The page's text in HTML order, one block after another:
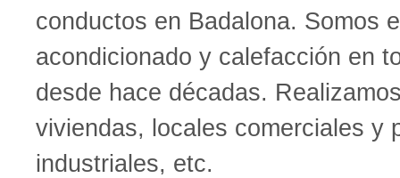
conductos en Badalona. Somos
acondicionado y calefacción en
desde hace décadas.
viviendas, locales comerciales y
industriales, etc.